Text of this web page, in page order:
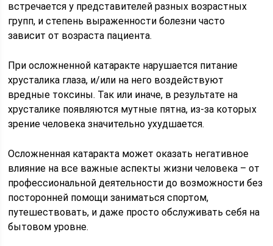
встречается у представителей разных возрастных
групп, и степень выраженности болезни часто
зависит от возраста пациента.
При осложненной катаракте нарушается питание
хрусталика глаза, и/или на него воздействуют
вредные токсины. Так или иначе, в результате на
хрусталике появляются мутные пятна, из-за которых
зрение человека значительно ухудшается.
Осложненная катаракта может оказать негативное
влияние на все важные аспекты жизни человека – от
профессиональной деятельности до возможности без
посторонней помощи заниматься спортом,
путешествовать, и даже просто обслуживать себя на
бытовом уровне.